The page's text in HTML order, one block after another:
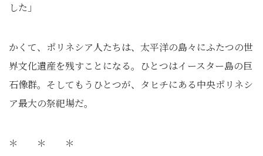
した」
かくて、ポリネシア人たちは、太平洋の島々にふたつの世
界文化遺産を残すことになる。ひとつはイースター島の巨
石像群。そしてもうひとつが、タヒチにある中央ポリネシ
ア最大の祭祀場だ。
＊ ＊ ＊